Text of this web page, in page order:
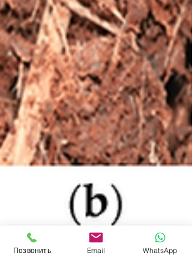
Позвонить Email WhatsApp